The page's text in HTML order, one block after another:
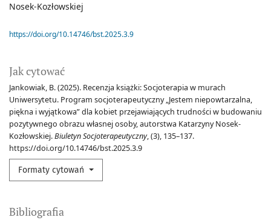
Jak cytować
Jankowiak, B. (2025). Recenzja książki: Socjoterapia w murach
Uniwersytetu. Program socjoterapeutyczny „Jestem niepowtarzalna,
piękna i wyjątkowa” dla kobiet przejawiających trudności w budowaniu
pozytywnego obrazu własnej osoby, autorstwa Katarzyny Nosek-
Kozłowskiej.Biuletyn Socjoterapeutyczny, (3), 135–137.
https://doi.org/10.14746/bst.2025.3.9
Formaty cytowań
Nosek-Kozłowskiej
https://doi.org/10.14746/bst.2025.3.9
Bibliografia